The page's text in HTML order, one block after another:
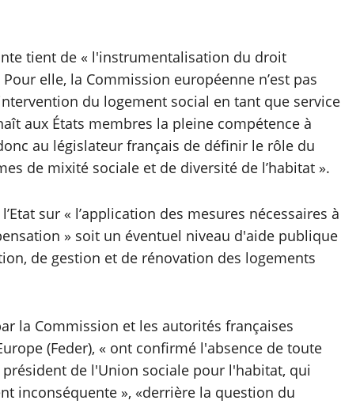
tient de « l'instrumentalisation du droit
elle, la Commission européenne n’est pas
du logement social en tant que service
aux États membres la pleine compétence à
au législateur français de définir le rôle du
de mixité sociale et de diversité de l’habitat ».
sur « l’application des mesures nécessaires à
» soit un éventuel niveau d'aide publique
de gestion et de rénovation des logements
la Commission et les autorités françaises
(Feder), « ont confirmé l'absence de toute
de l'Union sociale pour l'habitat, qui
inconséquente », «derrière la question du